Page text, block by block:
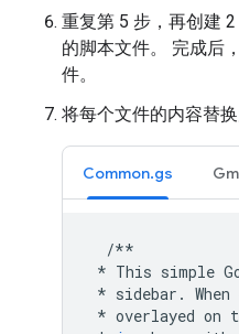
重复第 5 步，再创建
的脚本文件。 完成后
件。
将每个文件的内容替
Common.gs
/**
* This simple
* sidebar . When
* overlayed on